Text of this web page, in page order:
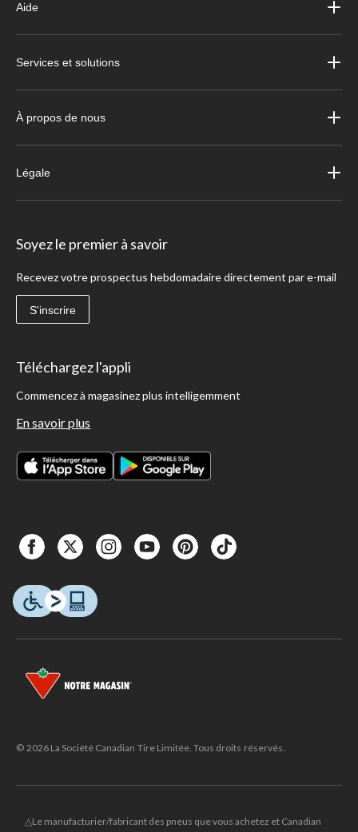
Aide
Services et solutions
À propos de nous
Légale
Soyez le premier à savoir
Recevez votre prospectus hebdomadaire directement par e-mail
S'inscrire
Téléchargez l'appli
Commencez à magasinez plus intelligemment
En savoir plus
© 2026 La Société Canadian Tire Limitée. Tous droits réservés.
△Le manufacturier/fabricant des pneus que vous achetez et Canadian